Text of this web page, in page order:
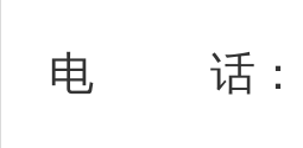
电 话：